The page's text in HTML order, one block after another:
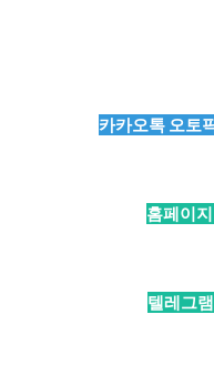
카카오톡 오토
홈페이
텔레그